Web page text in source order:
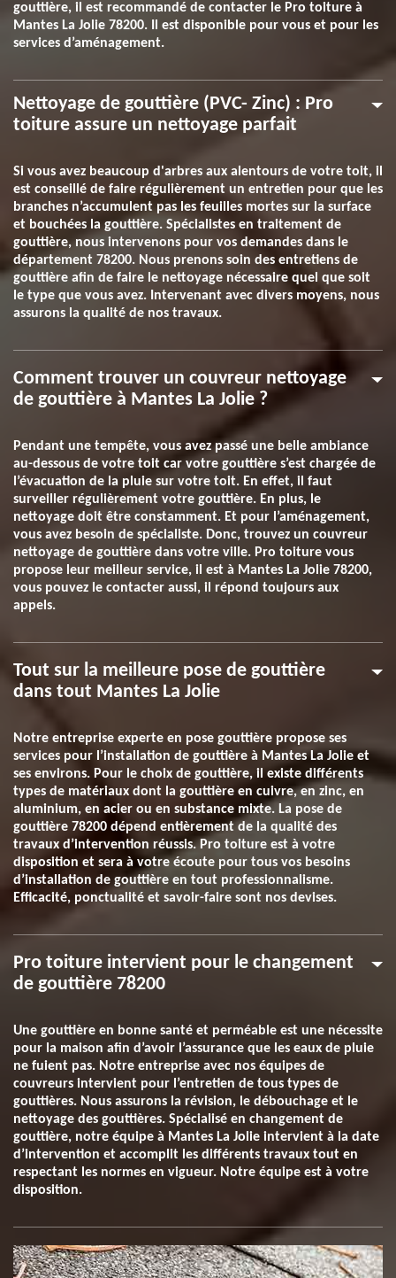
gouttière, il est recommandé de contacter le Pro toiture à
Mantes La Jolie 78200. Il est disponible pour vous et pour les
services d’aménagement.
Nettoyage de gouttière (PVC- Zinc) : Pro
toiture assure un nettoyage parfait
Si vous avez beaucoup d'arbres aux alentours de votre toit, il
est conseillé de faire régulièrement un entretien pour que les
branches n’accumulent pas les feuilles mortes sur la surface
et bouchées la gouttière. Spécialistes en traitement de
gouttière, nous intervenons pour vos demandes dans le
département 78200. Nous prenons soin des entretiens de
gouttière afin de faire le nettoyage nécessaire quel que soit
le type que vous avez. Intervenant avec divers moyens, nous
assurons la qualité de nos travaux.
Comment trouver un couvreur nettoyage
de gouttière à Mantes La Jolie ?
Pendant une tempête, vous avez passé une belle ambiance
au-dessous de votre toit car votre gouttière s’est chargée de
l’évacuation de la pluie sur votre toit. En effet, il faut
surveiller régulièrement votre gouttière. En plus, le
nettoyage doit être constamment. Et pour l’aménagement,
vous avez besoin de spécialiste. Donc, trouvez un couvreur
nettoyage de gouttière dans votre ville. Pro toiture vous
propose leur meilleur service, il est à Mantes La Jolie 78200,
vous pouvez le contacter aussi, il répond toujours aux
appels.
Tout sur la meilleure pose de gouttière
dans tout Mantes La Jolie
Notre entreprise experte en pose gouttière propose ses
services pour l’installation de gouttière à Mantes La Jolie et
ses environs. Pour le choix de gouttière, il existe différents
types de matériaux dont la gouttière en cuivre, en zinc, en
aluminium, en acier ou en substance mixte. La pose de
gouttière 78200 dépend entièrement de la qualité des
travaux d’intervention réussis. Pro toiture est à votre
disposition et sera à votre écoute pour tous vos besoins
d’installation de gouttière en tout professionnalisme.
Efficacité, ponctualité et savoir-faire sont nos devises.
Pro toiture intervient pour le changement
de gouttière 78200
Une gouttière en bonne santé et perméable est une nécessite
pour la maison afin d’avoir l’assurance que les eaux de pluie
ne fuient pas. Notre entreprise avec nos équipes de
couvreurs intervient pour l’entretien de tous types de
gouttières. Nous assurons la révision, le débouchage et le
nettoyage des gouttières. Spécialisé en changement de
gouttière, notre équipe à Mantes La Jolie intervient à la date
d’intervention et accomplit les différents travaux tout en
respectant les normes en vigueur. Notre équipe est à votre
disposition.